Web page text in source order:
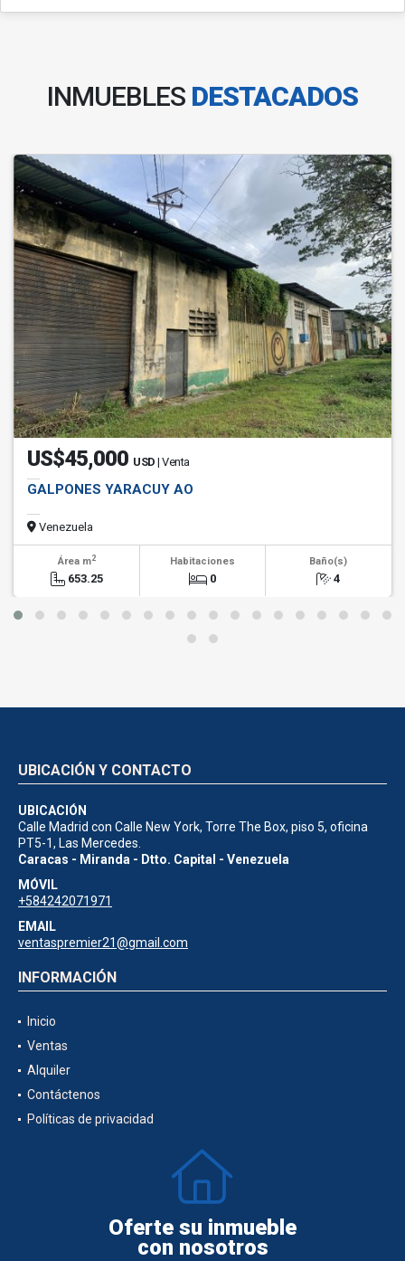
INMUEBLES DESTACADOS
US$45,000 USD | Venta
GALPONES YARACUY AO
Venezuela
Área m2
653.25
Habitaciones
0
Baño(s)
4
UBICACIÓN Y CONTACTO
UBICACIÓN
Calle Madrid con Calle New York, Torre The Box, piso 5, oficina
PT5-1, Las Mercedes.
Caracas - Miranda - Dtto. Capital - Venezuela
MÓVIL
+584242071971
EMAIL
ventaspremier21@gmail.com
INFORMACIÓN
Inicio
Ventas
Alquiler
Contáctenos
Políticas de privacidad
Oferte su inmueble
con nosotros